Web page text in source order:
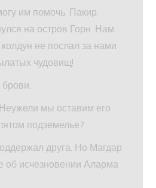
им помочь. Пакир,
на остров Горн. Нам
не послал за нами
чудовищ!
брови.
мы оставим его
подземелье?
друга. Но Магдар
об исчезновении Аларма